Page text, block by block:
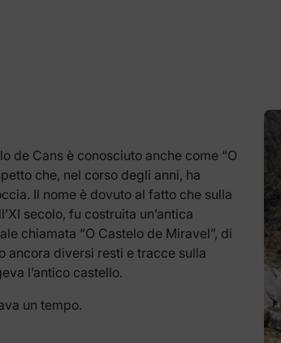
de Cans è conosciuto anche come “O
che, nel corso degli anni, ha
Il nome è dovuto al fatto che sulla
secolo, fu costruita un’antica
chiamata “O Castelo de Miravel”, di
ancora diversi resti e tracce sulla
l’antico castello.
un tempo.